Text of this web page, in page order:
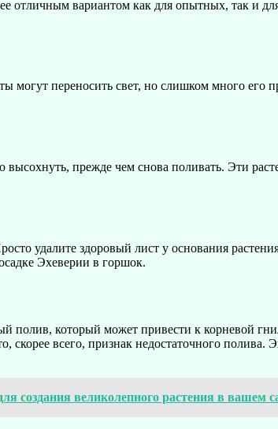
отличным вариантом как для опытных, так и
могут переносить свет, но слишком много
высохнуть, прежде чем снова поливать. Эти
удалите здоровый лист у основания
Эхеверии в горшок.
который может привести к корневой
скорее всего, признак недостаточного
создания великолепного растения в вашем